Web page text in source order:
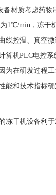
材质考虑药物
1℃/min，冻干
线控温、真空
算机PLC电控
为在研发过程
能和技术指标
冻干机设备利